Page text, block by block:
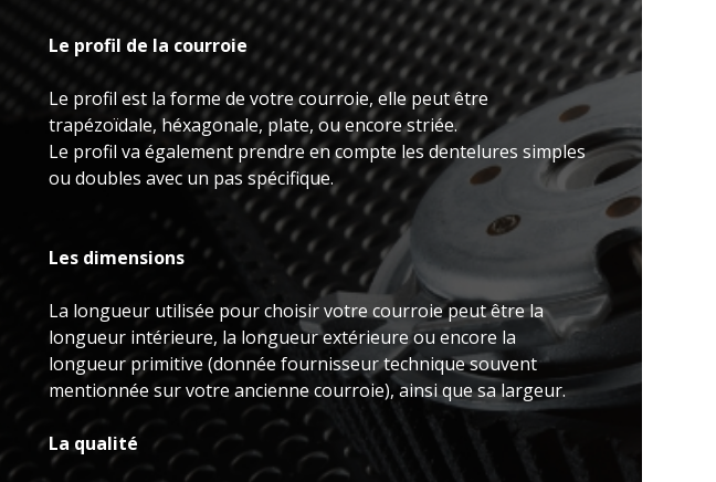
Le profil de la courroie
Le profil est la forme de votre courroie, elle peut être
trapézoïdale, héxagonale, plate, ou encore striée.
Le profil va également prendre en compte les dentelures simples
ou doubles avec un pas spécifique.
Les dimensions
La longueur utilisée pour choisir votre courroie peut être la
longueur intérieure, la longueur extérieure ou encore la
longueur primitive (donnée fournisseur technique souvent
mentionnée sur votre ancienne courroie), ainsi que sa largeur.
La qualité